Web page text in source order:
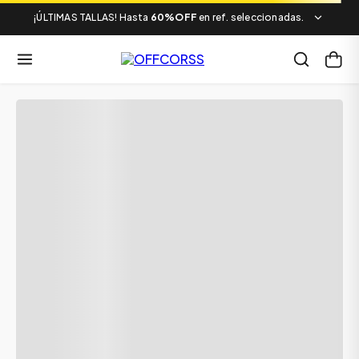
¡ÚLTIMAS TALLAS! Hasta 60%OFF en ref. seleccionadas.